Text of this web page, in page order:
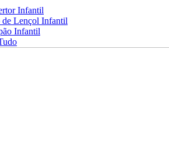
Infantil
de Lençol Infantil
Infantil